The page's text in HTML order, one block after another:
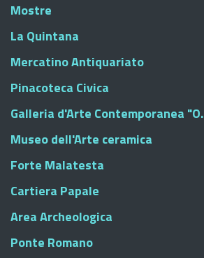
Mostre
La Quintana
Mercatino Antiquariato
Pinacoteca Civica
Galleria d'Arte Contemporanea
Museo dell'Arte ceramica
Forte Malatesta
Cartiera Papale
Area Archeologica
Ponte Romano